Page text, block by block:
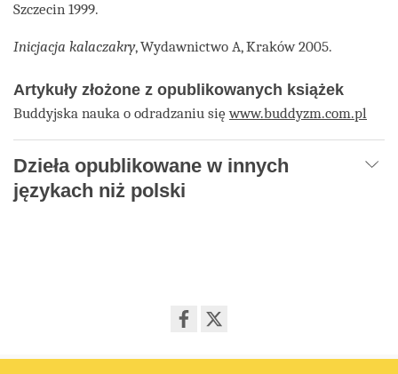
Szczecin 1999.
Inicjacja kalaczakry, Wydawnictwo A, Kraków 2005.
Artykuły złożone z opublikowanych książek
Buddyjska nauka o odradzaniu sięwww.buddyzm.com.pl
Dzieła opublikowane w innych
językach niż polski
on